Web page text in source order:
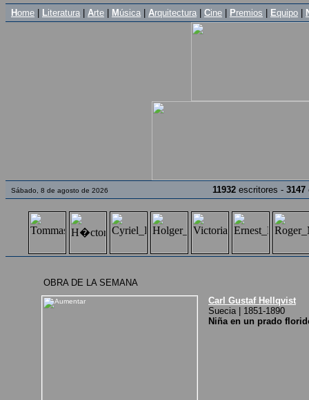
Home Literatura Arte M úsica Arquitectura Cine Premios Equipo
Sábado, 8 de agosto de 2026 11932 escritores - 3147
OBRA DE LA SEMANA
Carl Gustaf Hellqvist
Suecia | 1851-1890
Niña en un prado